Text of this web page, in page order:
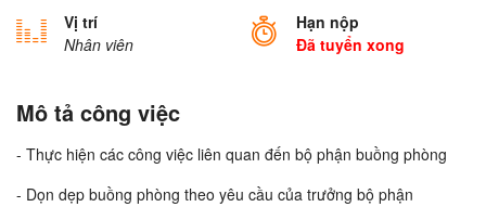
Vị trí
Nhân viên
Hạn nộp
Đã tuyển xong
Mô tả công việc
- Thực hiện các công việc liên quan đến bộ phận buồng phòng
- Dọn dẹp buồng phòng theo yêu cầu của trưởng bộ phận